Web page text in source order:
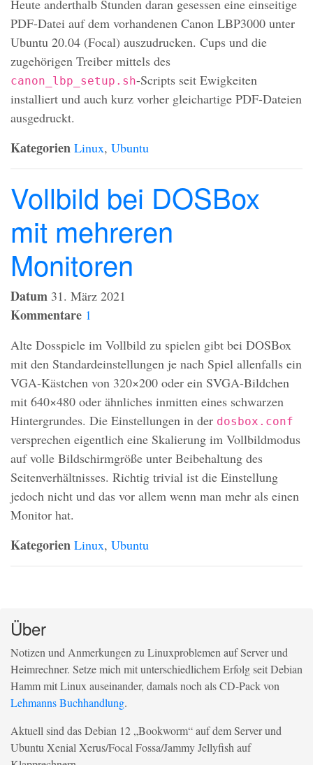
Heute anderthalb Stunden daran gesessen eine einseitige
PDF-Datei auf dem vorhandenen Canon LBP3000 unter
Ubuntu 20.04 (Focal) auszudrucken. Cups und die
zugehörigen Treiber mittels des
canon_lbp_setup.sh-Scripts seit Ewigkeiten
installiert und auch kurz vorher gleichartige PDF-Dateien
ausgedruckt.
Kategorien Linux, Ubuntu
Vollbild bei DOSBox
mit mehreren
Monitoren
Datum 31. März 2021
Kommentare 1
Alte Dosspiele im Vollbild zu spielen gibt bei DOSBox
mit den Standardeinstellungen je nach Spiel allenfalls ein
VGA-Kästchen von 320×200 oder ein SVGA-Bildchen
mit 640×480 oder ähnliches inmitten eines schwarzen
Hintergrundes. Die Einstellungen in der dosbox.conf
versprechen eigentlich eine Skalierung im Vollbildmodus
auf volle Bildschirmgröße unter Beibehaltung des
Seitenverhältnisses. Richtig trivial ist die Einstellung
jedoch nicht und das vor allem wenn man mehr als einen
Monitor hat.
Kategorien Linux, Ubuntu
Über
Notizen und Anmerkungen zu Linuxproblemen auf Server und
Heimrechner. Setze mich mit unterschiedlichem Erfolg seit Debian
Hamm mit Linux auseinander, damals noch als CD-Pack von
Lehmanns Buchhandlung.
Aktuell sind das Debian 12 „Bookworm“ auf dem Server und
Ubuntu Xenial Xerus/Focal Fossa/Jammy Jellyfish auf